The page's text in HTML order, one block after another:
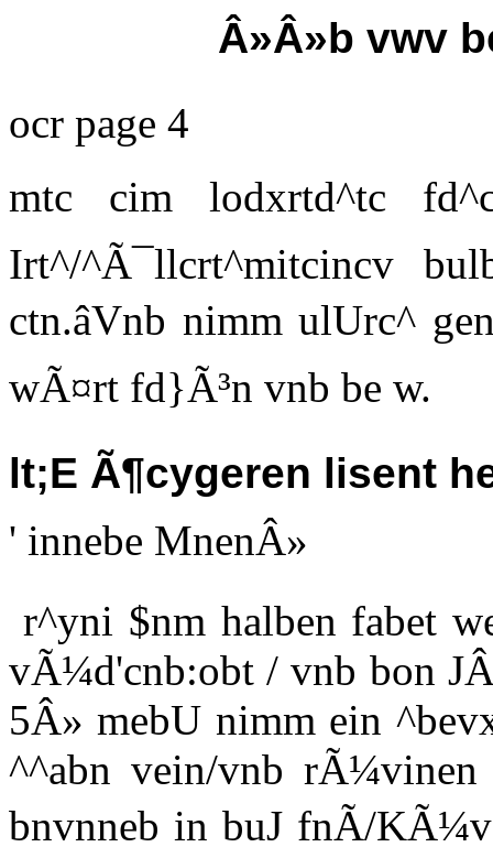
Â»Â»b vwv
ocr page 4
mtc cim lodxrtd^tc
Irt^/^Ã¯llcrt^mitcincv
ctn.âVnb nimm ulUrc^
wÃ¤rt fd}Ã³n vnb be w.
lt;E Ã¶cygeren lisent
' innebe MnenÂ»
r^yni $nm halben fabet
vÃ¼d'cnb:obt / vnb bon
5Â» mebU nimm ein
^^abn vein/vnb rÃ¼vinen
bnvnneb in buJ fnÃ/